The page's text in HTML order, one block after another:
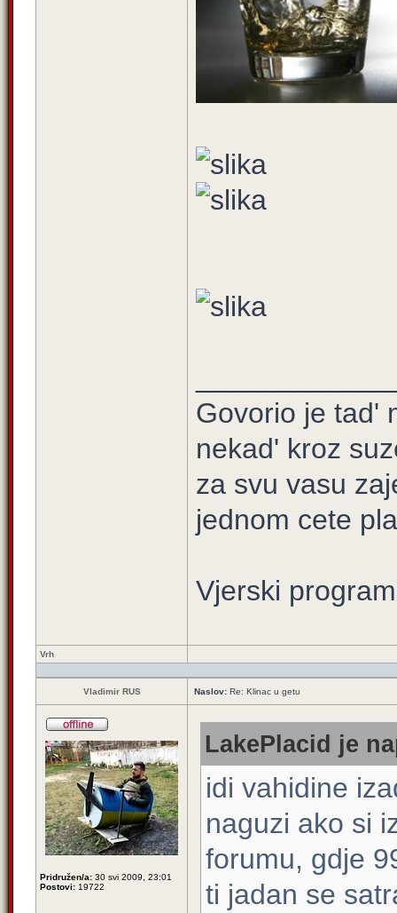
Govorio je tad'
nekad' kroz
za svu vasu
jednom cete
Vjerski
Vrh
Vladimir RUS Naslov: Re: Klinac u getu
Pridružen/a: 30 svi 2009, 23:01
Postovi: 19722
LakePlacid je
idi vahidine
naguzi ako si
forumu, gdje
ti jadan se